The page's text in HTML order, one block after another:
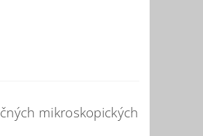
mikroskopických